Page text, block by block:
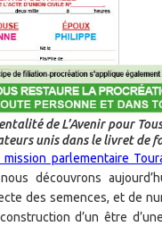
deL’Avenir pour Tous
unis dans le livret de
parlementaire
découvrons
des semences, et de
d’un être